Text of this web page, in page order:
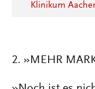
Klinikum
2. »MEHR